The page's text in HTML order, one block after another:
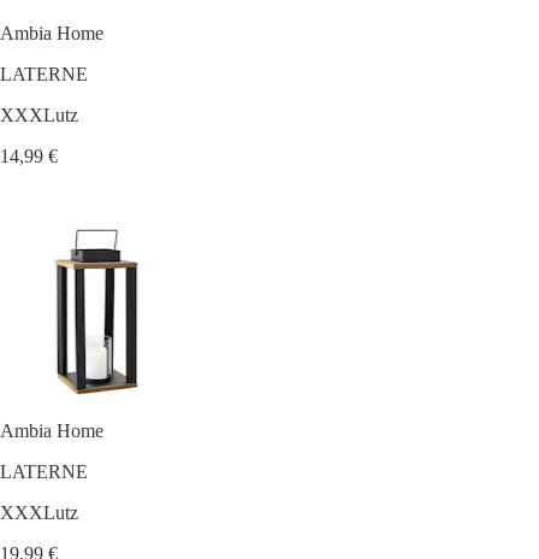
Ambia Home
LATERNE
XXXLutz
14,99 €
Ambia Home
LATERNE
XXXLutz
19,99 €